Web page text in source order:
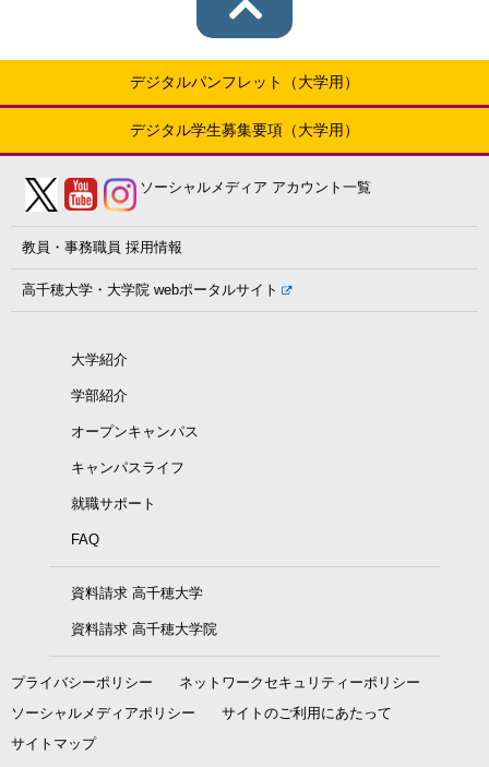
デジタルパンフレット（大学用）
デジタル学生募集要項（大学用）
ソーシャルメディア アカウント一覧
教員・事務職員 採用情報
高千穂大学・大学院 webポータルサイト
大学紹介
学部紹介
オープンキャンパス
キャンパスライフ
就職サポート
FAQ
資料請求 高千穂大学
資料請求 高千穂大学院
プライバシーポリシー
ネットワークセキュリティーポリシー
ソーシャルメディアポリシー
サイトのご利用にあたって
サイトマップ